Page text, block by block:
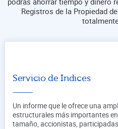
Registros de la Propiedad
Servicio de Indices
Un informe que le ofrece una
estructurales más importantes
tamaño, accionistas,